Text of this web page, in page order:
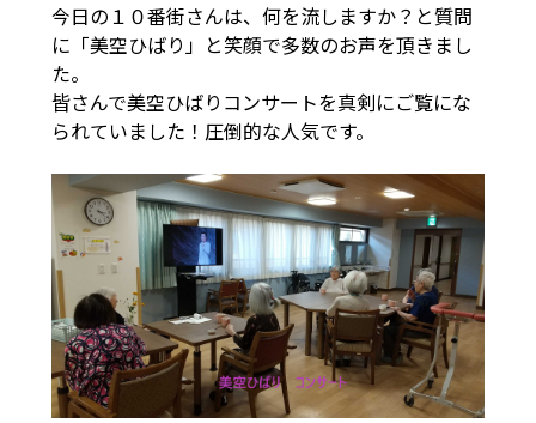
今日の１０番街さんは、何を流しますか？と質問
に「美空ひばり」と笑顔で多数のお声を頂きまし
た。
皆さんで美空ひばりコンサートを真剣にご覧にな
られていました！圧倒的な人気です。